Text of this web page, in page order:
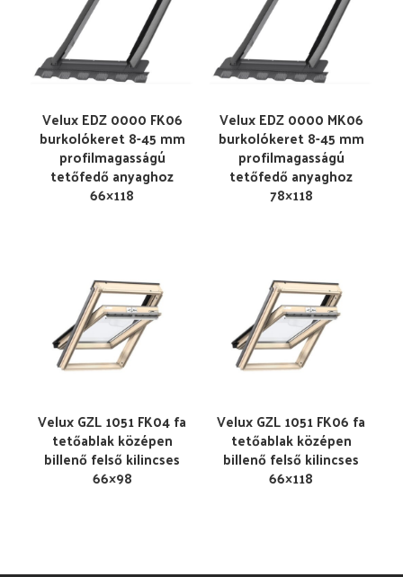
Velux EDZ 0000 FK06
burkolókeret 8-45 mm
profilmagasságú
tetőfedő anyaghoz
66×118
Velux EDZ 0000 MK06
burkolókeret 8-45 mm
profilmagasságú
tetőfedő anyaghoz
78×118
Velux GZL 1051 FK04 fa
tetőablak középen
billenő felső kilincses
66×98
Velux GZL 1051 FK06 fa
tetőablak középen
billenő felső kilincses
66×118